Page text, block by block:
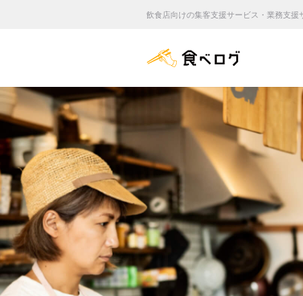
飲食店向けの集客支援サービス・業務支援